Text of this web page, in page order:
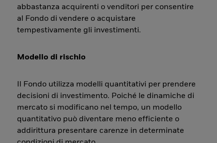
abbastanza acquirenti o venditori per consentire
al Fondo di vendere o acquistare
tempestivamente gli investimenti.
Modello di rischio
Il Fondo utilizza modelli quantitativi per prendere
decisioni di investimento. Poiché le dinamiche di
mercato si modificano nel tempo, un modello
quantitativo può diventare meno efficiente o
addirittura presentare carenze in determinate